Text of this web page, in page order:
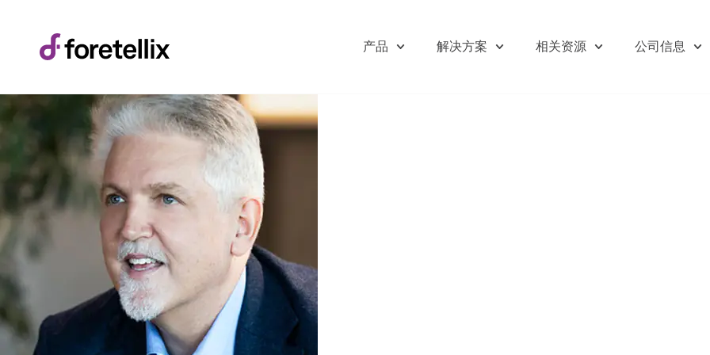
产品 解决方案 相关资源 公司信息